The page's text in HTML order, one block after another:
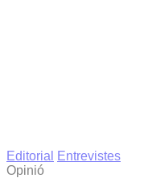
Editorial
Entrevistes
Opinió